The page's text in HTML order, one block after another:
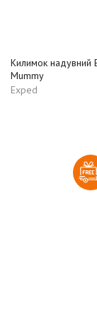
Килимок надувний
Mummy
Exped